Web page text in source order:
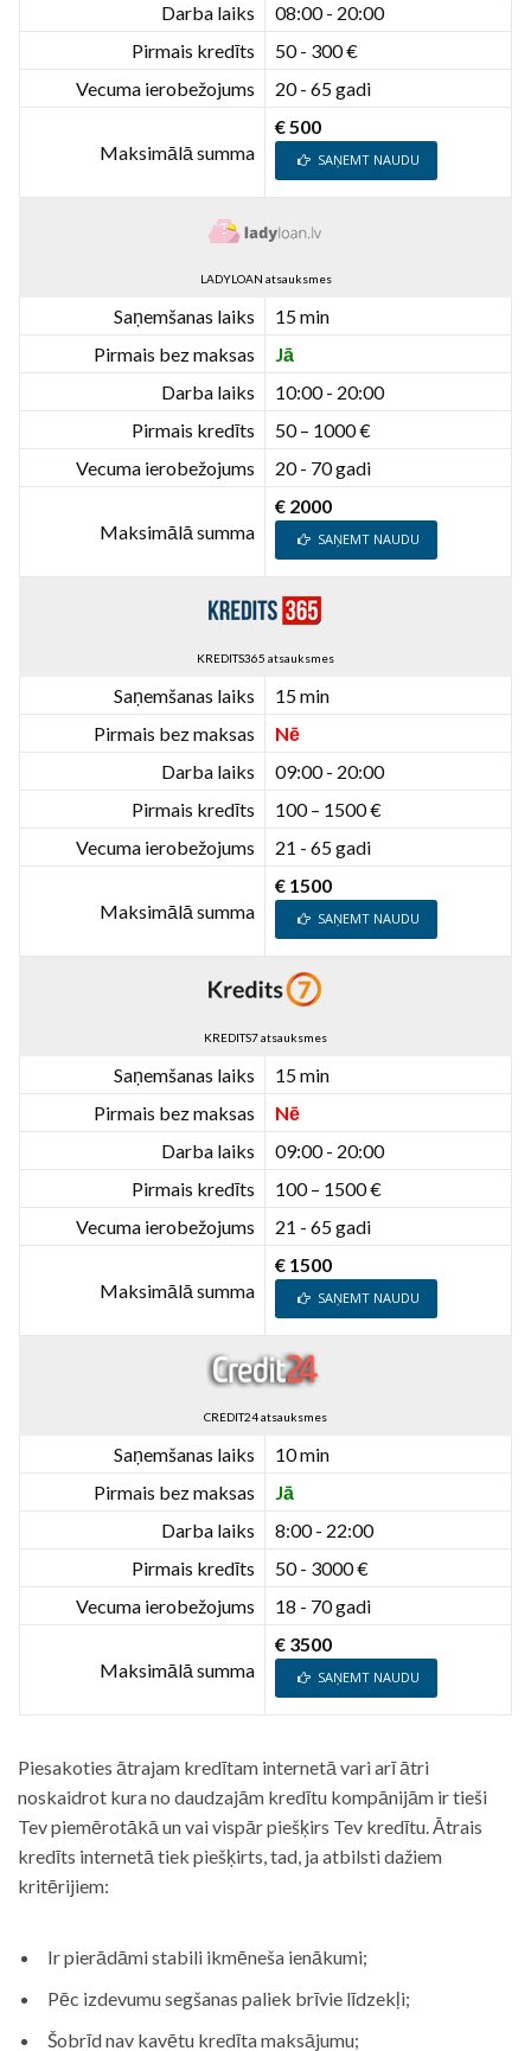
Darba laiks
08:00 - 20:00
Pirmais kredīts
50 - 300 €
Vecuma ierobežojums
20 - 65 gadi
Maksimālā summa
€ 500
SAŅEMT NAUDU
LADYLOAN atsauksmes
Saņemšanas laiks
15 min
Pirmais bez maksas
Jā
Darba laiks
10:00 - 20:00
Pirmais kredīts
50 – 1000 €
Vecuma ierobežojums
20 - 70 gadi
Maksimālā summa
€ 2000
SAŅEMT NAUDU
KREDITS365 atsauksmes
Saņemšanas laiks
15 min
Pirmais bez maksas
Nē
Darba laiks
09:00 - 20:00
Pirmais kredīts
100 – 1500 €
Vecuma ierobežojums
21 - 65 gadi
Maksimālā summa
€ 1500
SAŅEMT NAUDU
KREDITS7 atsauksmes
Saņemšanas laiks
15 min
Pirmais bez maksas
Nē
Darba laiks
09:00 - 20:00
Pirmais kredīts
100 – 1500 €
Vecuma ierobežojums
21 - 65 gadi
Maksimālā summa
€ 1500
SAŅEMT NAUDU
CREDIT24 atsauksmes
Saņemšanas laiks
10 min
Pirmais bez maksas
Jā
Darba laiks
8:00 - 22:00
Pirmais kredīts
50 - 3000 €
Vecuma ierobežojums
18 - 70 gadi
Maksimālā summa
€ 3500
SAŅEMT NAUDU
Piesakoties ātrajam kredītam internetā vari arī ātri
noskaidrot kura no daudzajām kredītu kompānijām ir tieši
Tev piemērotākā un vai vispār piešķirs Tev kredītu. Ātrais
kredīts internetā tiek piešķirts, tad, ja atbilsti dažiem
kritērijiem:
Ir pierādāmi stabili ikmēneša ienākumi;
Pēc izdevumu segšanas paliek brīvie līdzekļi;
Šobrīd nav kavētu kredīta maksājumu;